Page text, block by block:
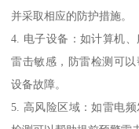
并采取相应的防护措施。
4. 电子设备：如计算机
雷击敏感，防雷检测可
设备故障。
5. 高风险区域：如雷电